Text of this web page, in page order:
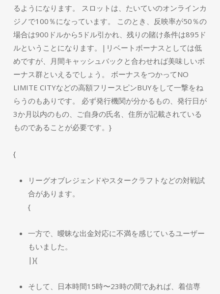
るようになります。 スロットは、たいていのオンラインカ
ジノで100％になっています。 このとき、反映率が50％の
場合は900ドルから5ドル引かれ、残りの賭け条件は895ド
ルということになります。|リベートボーナスとしては低
めですが、月間キャッシュバックと合わせれば美味しいボ
ーナス群といえるでしょう。 ボーナスをつかってNO
LIMITE CITYなどの高額フリースピンBUYをして一撃をね
らうのもありです。 必ず発行機関が分かるもの、発行日が
3か月以内のもの、ご自身の氏名、住所が記載されている
ものであることが必要です。}
{
リーグオブレジェンドやスタークラフトなどの対戦試
合があります。
{
一方で、曖昧な出金対応に不満を感じているユーザー
もいました。
|}{
そして、日本時間15時〜23時の間であれば、着信専